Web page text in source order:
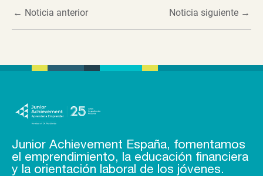
← Noticia anterior Noticia siguiente →
Junior Achievement España, fomentamos
el emprendimiento, la educación financiera
y la orientación laboral de los jóvenes.